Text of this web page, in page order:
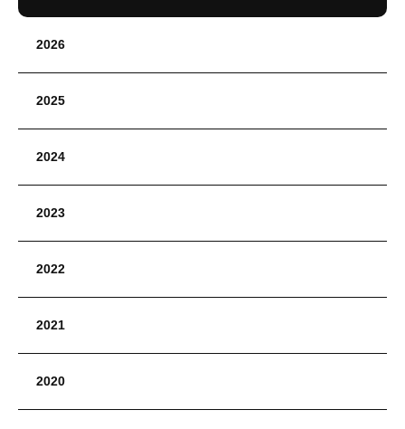
2026
2025
2024
2023
2022
2021
2020